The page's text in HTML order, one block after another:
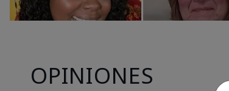
OPINIONES